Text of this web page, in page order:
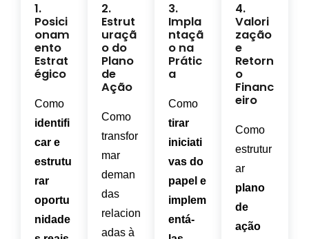
1.
Posici
onam
ento
Estrat
égico
Como
identifi
car e
estrutu
rar
oportu
nidade
2.
Estrut
uraçã
o do
Plano
de
Ação
Como
transfor
mar
deman
das
relacion
adas à
3.
Impla
ntaçã
o na
Prátic
a
Como
tirar
iniciati
vas do
papel e
implem
entá-
4.
Valori
zação
e
Retorn
o
Financ
eiro
Como
estrutur
ar
plano
de
ação